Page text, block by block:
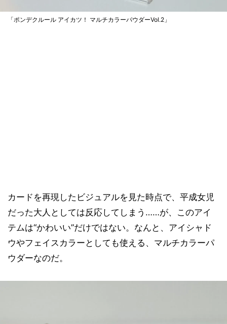
「ポンデクルール アイカツ！ マルチカラーパウダーVol.2」
カードを再現したビジュアルを見た時点で、平成女児
だった大人としては反応してしまう……が、このアイ
テムは“かわいい”だけではない。なんと、アイシャド
ウやフェイスカラーとしても使える、マルチカラーパ
ウダーなのだ。